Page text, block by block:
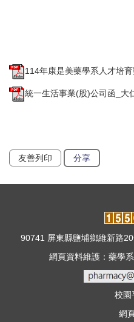
114年康是美藥學系人才培
統一生活事業(股)公司函_大
友善列印 分享
90741 屏東縣鹽埔鄉維新路
網頁資料維護：藥學
校園
網